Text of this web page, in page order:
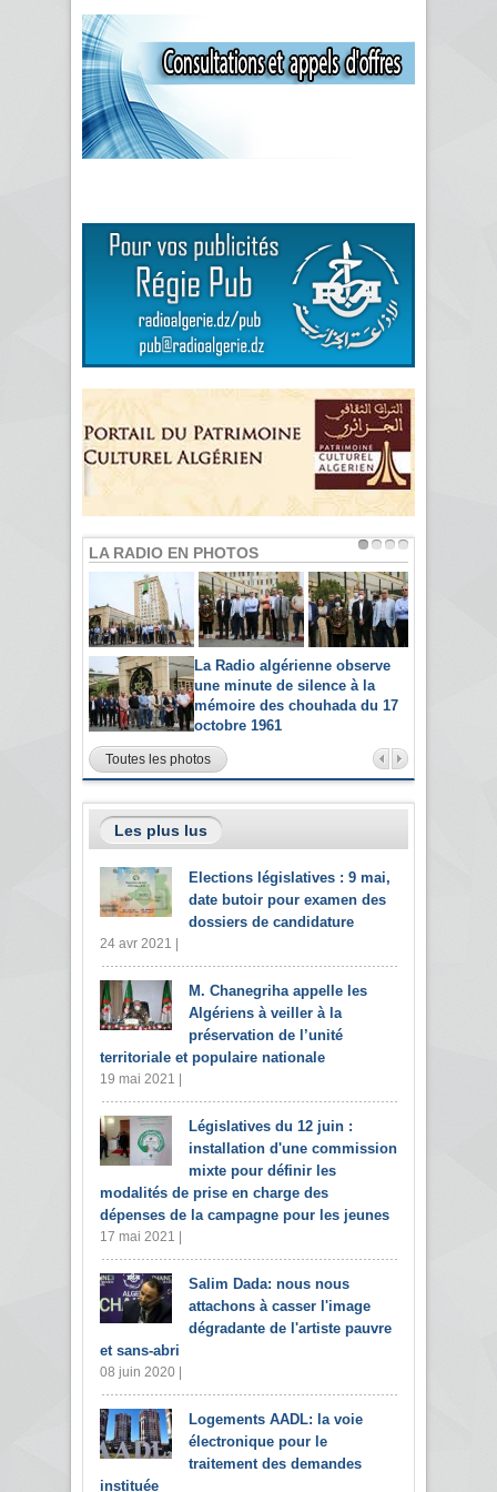
LA RADIO EN PHOTOS
La Radio algérienne observe
une minute de silence à la
mémoire des chouhada du 17
octobre 1961
Toutes les photos
Les plus lus
Elections législatives : 9 mai,
date butoir pour examen des
dossiers de candidature
24 avr 2021 |
M. Chanegriha appelle les
Algériens à veiller à la
préservation de l’unité
territoriale et populaire nationale
19 mai 2021 |
Législatives du 12 juin :
installation d'une commission
mixte pour définir les
modalités de prise en charge des
dépenses de la campagne pour les jeunes
17 mai 2021 |
Salim Dada: nous nous
attachons à casser l'image
dégradante de l'artiste pauvre
et sans-abri
08 juin 2020 |
Logements AADL: la voie
électronique pour le
traitement des demandes
instituée